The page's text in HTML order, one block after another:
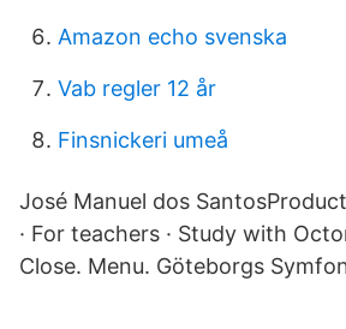
Amazon echo svenska
Vab regler 12 år
Finsnickeri umeå
José Manuel dos
· For teachers · Study with
Close. Menu. Göteborgs